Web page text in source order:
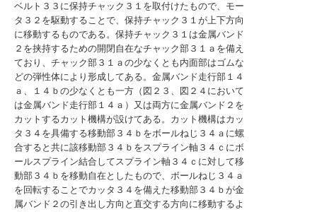
ベルト３３に保持チャック３１を取付けたもので、モー
タ３２を駆動することで、保持チャック３１が上下方向
に移動するものである。保持チャック３１は金属バンド
２を挟持するための開閉自在なチャック部３１ａを備え
ており、チャック部３１ａの少なくとも内面部はゴムな
どの弾性体により形成してある。金属バンド走行部１４
ａ、１４ｂの少なくとも一方（図２３、図２４において
は金属バンド走行部１４ａ）又は両方に金属バンド２を
カットするカット機構が設けてある。カット機構はカッ
タ３４を具備する移動部３４ｂをボールねじ３４ａに螺
合すると共に該移動部３４ｂをスプライン軸３４ｃにボ
ールスプライン結合してスプライン軸３４ｃに対して移
動部３４ｂを移動自在としたもので、ボールねじ３４ａ
を回転することでカッタ３４を備えた移動部３４ｂが金
属バンド２の引き出し方向と直交する方向に移動するよ